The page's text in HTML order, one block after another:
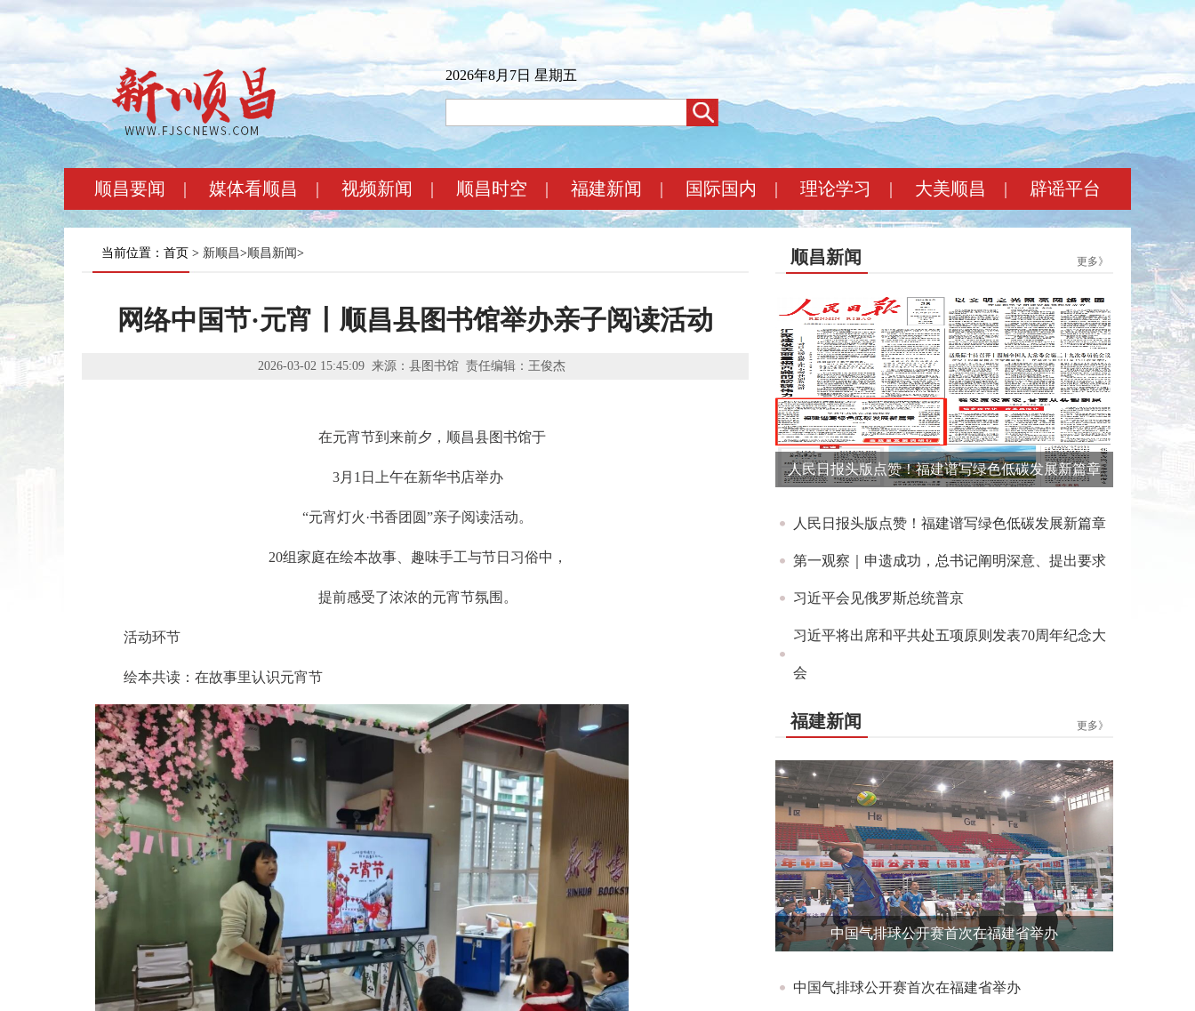
2026年8月7日 星期五
顺昌要闻 | 媒体看顺昌 | 视频新闻 | 顺昌时空 | 福建新闻 | 国际国内 | 理论学习 | 大美顺昌 | 辟谣平台
当前位置：首页 > 新顺昌>顺昌新闻>
网络中国节·元宵丨顺昌县图书馆举办亲子阅读活动
2026-03-02 15:45:09 来源：县图书馆 责任编辑：王俊杰
在元宵节到来前夕，顺昌县图书馆于
3月1日上午在新华书店举办
“元宵灯火·书香团圆”亲子阅读活动。
20组家庭在绘本故事、趣味手工与节日习俗中，
提前感受了浓浓的元宵节氛围。
活动环节
绘本共读：在故事里认识元宵节
更多》
顺昌新闻
人民日报头版点赞！福建谱写绿色低碳发展新篇章
人民日报头版点赞！福建谱写绿色低碳发展新篇章
第一观察｜申遗成功，总书记阐明深意、提出要求
习近平会见俄罗斯总统普京
习近平将出席和平共处五项原则发表70周年纪念大
会
更多》
福建新闻
中国气排球公开赛首次在福建省举办
中国气排球公开赛首次在福建省举办